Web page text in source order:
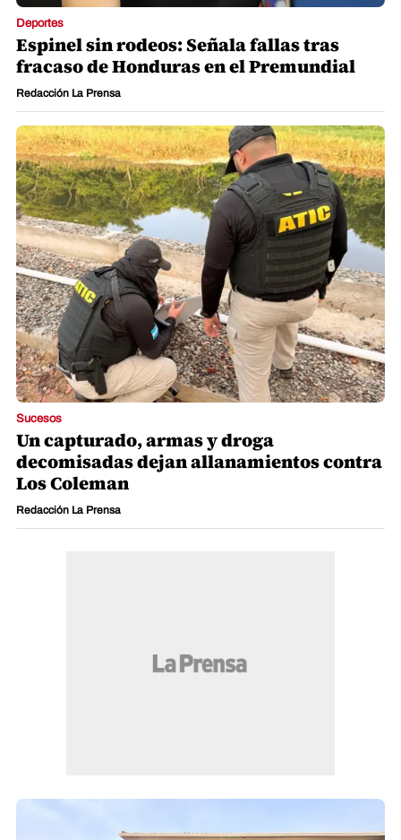
Deportes
Espinel sin rodeos: Señala fallas tras
fracaso de Honduras en el Premundial
Redacción La Prensa
Sucesos
Un capturado, armas y droga
decomisadas dejan allanamientos contra
Los Coleman
Redacción La Prensa